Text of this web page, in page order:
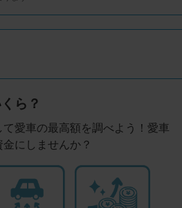
ら？
愛車の最高額を調べよう！愛車
にしませんか？